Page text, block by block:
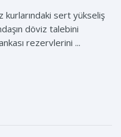
kurlarındaki sert yükseliş
döviz talebini
rezervlerini ...